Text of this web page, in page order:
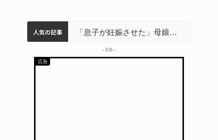
人気の記事
名張市水道料金47％値上げへ 答申案、審議会で大筋まとまる
中学校の陶壁モニュメント 地元建設会社がボランティアで清掃 伊賀
名張市立病院のDMAT、熊本地震の被災地へ 能登以来3回目の派遣
「息子が妊娠させた」母娘だまされ400万円詐欺被害 名張 特産「白鳳梨」の出荷最盛期 直売所にぎわう 伊賀
– 広告 –